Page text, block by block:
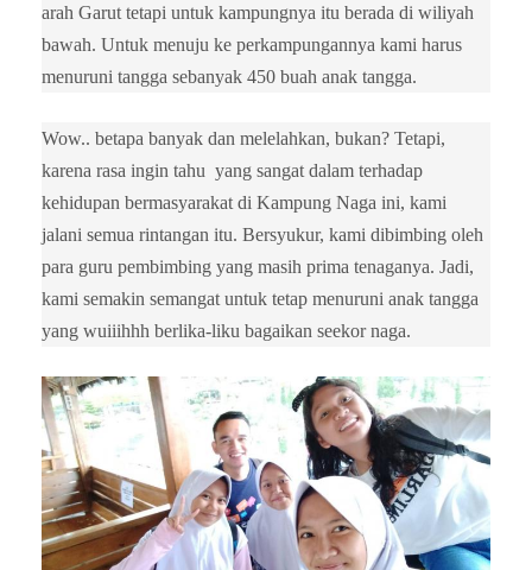
arah Garut tetapi untuk kampungnya itu berada di wiliyah
bawah. Untuk menuju ke perkampungannya kami harus
menuruni tangga sebanyak 450 buah anak tangga.
Wow.. betapa banyak dan melelahkan, bukan? Tetapi,
karena rasa ingin tahu yang sangat dalam terhadap
kehidupan bermasyarakat di Kampung Naga ini, kami
jalani semua rintangan itu. Bersyukur, kami dibimbing oleh
para guru pembimbing yang masih prima tenaganya. Jadi,
kami semakin semangat untuk tetap menuruni anak tangga
yang wuiiihhh berlika-liku bagaikan seekor naga.